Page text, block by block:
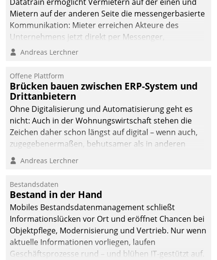
Mietern auf der anderen Seite die messengerbasierte
Kommunikation: Mieter erreichen Akteure des
Unternehmens jetzt direkt per Messenger,
Mitarbeiter oder Dienstleister empfangen oder
Andreas Lerchner
Offene Plattform
Brücken bauen zwischen ERP-System und
Drittanbietern
Ohne Digitalisierung und Automatisierung geht es
nicht: Auch in der Wohnungswirtschaft stehen die
Zeichen daher schon längst auf digital – wenn auch,
zugegebenermaßen, behutsamer als in anderen
Branchen.
Andreas Lerchner
Bestandsdaten
Bestand in der Hand
Mobiles Bestandsdatenmanagement schließt
Informationslücken vor Ort und eröffnet Chancen bei
Objektpflege, Modernisierung und Vertrieb. Nur wenn
aktuelle Informationen vorliegen, laufen
Geschäftsprozesse rund – und blühen IT-gestützt auf.